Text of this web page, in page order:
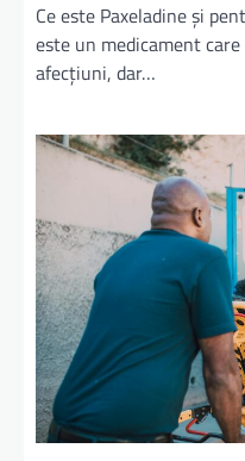
Ce este Paxeladine și
este un medicament
afecțiuni, dar…